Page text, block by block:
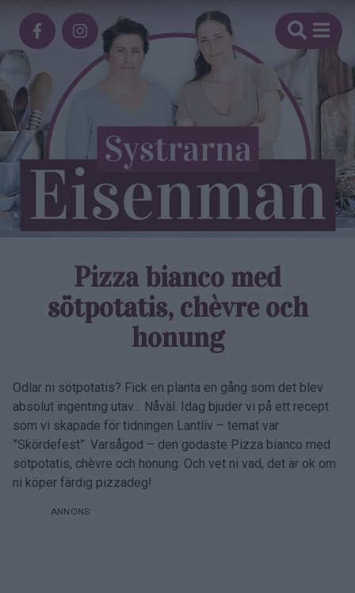
Pizza bianco med
sötpotatis, chèvre och
honung
Odlar ni sötpotatis? Fick en planta en gång som det blev
absolut ingenting utav… Nåväl. Idag bjuder vi på ett recept
som vi skapade för tidningen Lantliv – temat var
”Skördefest”. Varsågod – den godaste Pizza bianco med
sötpotatis, chèvre och honung. Och vet ni vad, det är ok om
ni köper färdig pizzadeg!